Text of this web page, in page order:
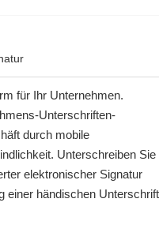
für Ihr Unternehmen.
Unterschriften-
durch mobile
Unterschreiben Sie
elektronischer Signatur
einer händischen